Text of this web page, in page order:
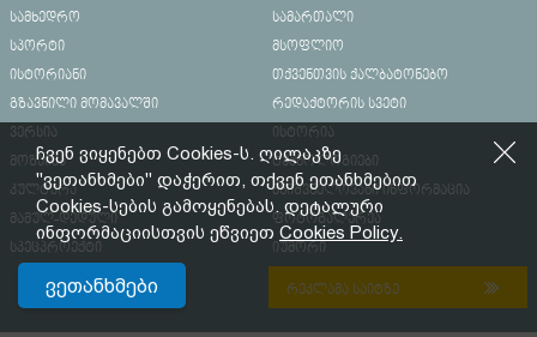
სამხედრო
სამართალი
სპორტი
მსოფლიო
ისტორიანი
თქვენთვის ქალბატონებო
გზავნილი მომავალში
რედაქტორის სვეტი
ვერსია
ისტორია
მოზაიკა
ტექნოლოგიები
კულტურა
მნიშვნელოვანი ინფორმაცია
მამულ-დედული
ფოტოგალერეა
სპეცპროექტი
იუმორი
რეკლამა საიტზე
ჩვენ ვიყენებთ Cookies-ს. ღილაკზე
"ვეთანხმები" დაჭერით, თქვენ ეთანხმებით
Cookies-სების გამოყენებას. დეტალური
ინფორმაციისთვის ეწვიეთ Cookies Policy.
ვეთანხმები